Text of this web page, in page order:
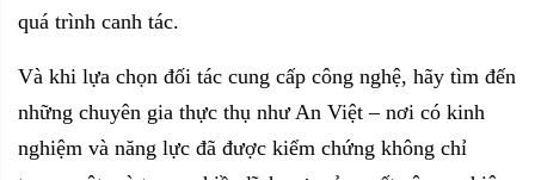
quá trình canh tác.
Và khi lựa chọn đối tác cung cấp công nghệ, hãy tìm đến
những chuyên gia thực thụ như An Việt – nơi có kinh
nghiệm và năng lực đã được kiểm chứng không chỉ